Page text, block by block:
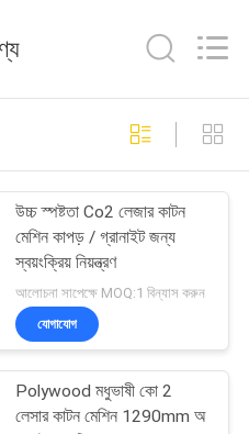
কাটন
131
কাটন
11
উচ্চ স্পষ্টতা Co2 লেজার কাটন
মেশিন কাপড় / গ্রানাইট জন্য
স্বয়ংক্রিয় নিয়ন্ত্রণ
আলোচনা সাপেক্ষে MOQ:1 বিন্যাস করুন
যোগাযোগ
Polywood মধুভাষী কো 2
লেসার কাটন মেশিন 1290mm অ